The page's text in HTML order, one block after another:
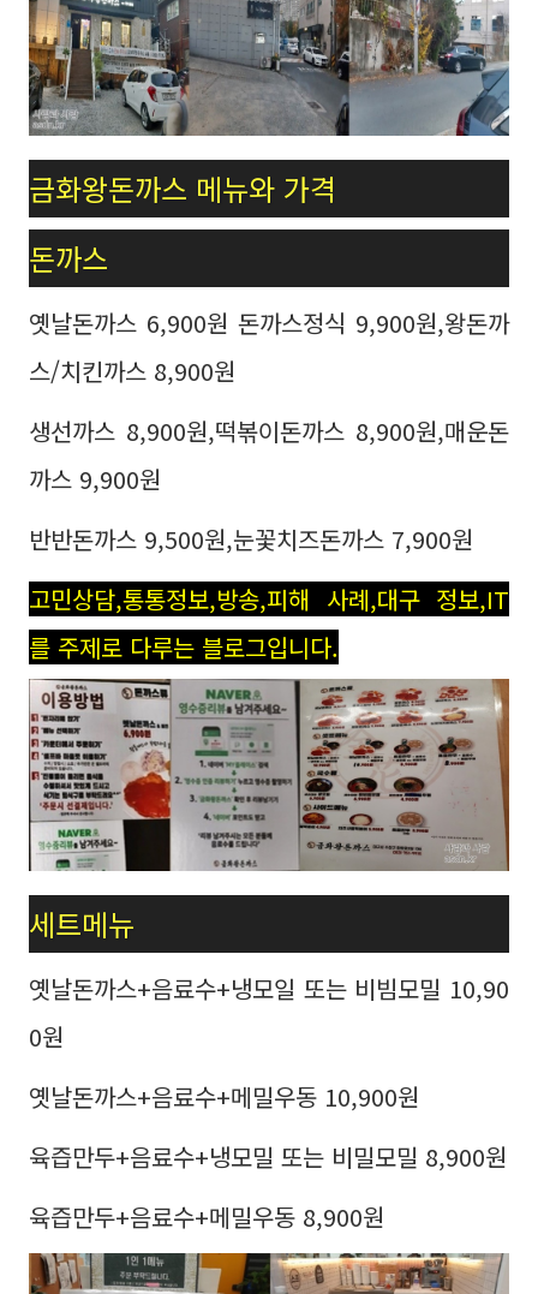
금화왕돈까스 메뉴와 가격
돈까스
옛날돈까스 6,900원 돈까스정식 9,900원,왕돈까
스/치킨까스 8,900원
생선까스 8,900원,떡볶이돈까스 8,900원,매운돈
까스 9,900원
반반돈까스 9,500원,눈꽃치즈돈까스 7,900원
고민상담,통통정보,방송,피해 사례,대구 정보,IT
를 주제로 다루는 블로그입니다.
세트메뉴
옛날돈까스+음료수+냉모일 또는 비빔모밀 10,90
0원
옛날돈까스+음료수+메밀우동 10,900원
육즙만두+음료수+냉모밀 또는 비밀모밀 8,900원
육즙만두+음료수+메밀우동 8,900원